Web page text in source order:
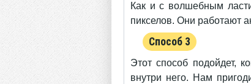
Как и с волшебным
пикселов. Они работают
Способ 3
Этот способ подойдет,
внутри него. Нам